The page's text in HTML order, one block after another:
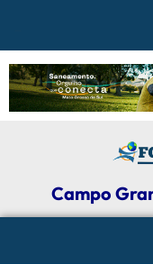
Campo